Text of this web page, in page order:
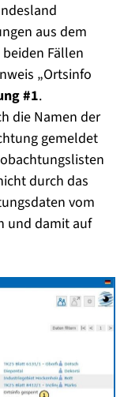
aus dem
Fällen
„Ortsinfo
#1.
die Namen der
gemeldet
durch das
vom
und damit auf